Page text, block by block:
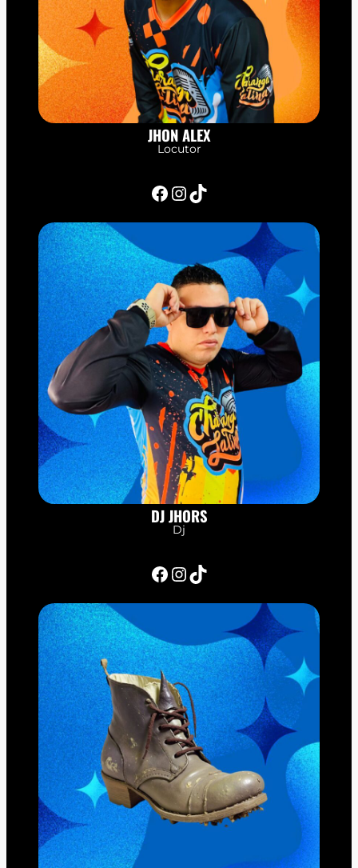
JHON ALEX
Locutor
Facebook InstagramTikTok
DJ JHORS
Dj
Facebook InstagramTikTok